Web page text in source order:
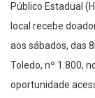
Público Estadual
local recebe
aos sábados, das
Toledo, nº 1.800,
oportunidade